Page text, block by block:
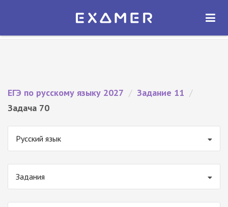
Экзамер — ЕГЭ 2027
ОТКРЫТЬ
ЕГЭ по русскому языку 2027 / Задание 11 /
Задача 70
Русский язык
Задания